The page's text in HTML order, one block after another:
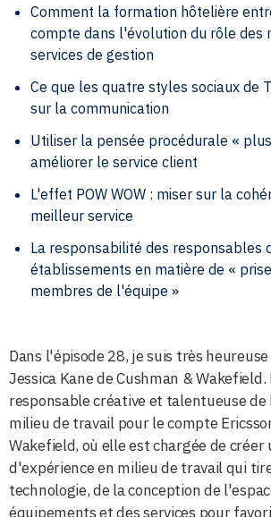
Comment la formation hôtelière
compte dans l'évolution du rôle des
services de gestion
Ce que les quatre styles sociaux de
sur la communication
Utiliser la pensée procédurale «
améliorer le service client
L'effet POW WOW : miser sur la
meilleur service
La responsabilité des responsables
établissements en matière de «
membres de l'équipe »
Dans l'épisode 28, je suis très
Jessica Kane de Cushman &
responsable créative et talentueuse
milieu de travail pour le compte
Wakefield, où elle est chargée de
d'expérience en milieu de travail qui
technologie, de la conception de
équipements et des services pour